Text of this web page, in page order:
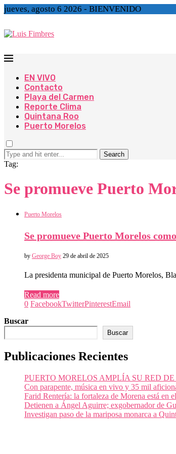
jueves, agosto 6 2026 - BIENVENIDO
EN VIVO
Contacto
Playa del Carmen
Reporte Clima
Quintana Roo
Puerto Morelos
Search
Tag:
Se promueve Puerto
Puerto Morelos
Se promueve Puerto Morelos
by George Boy 29 de abril de 2025
La presidenta municipal de Puerto Morelos,
Read more
0 FacebookTwitterPinterestEmail
Buscar
Buscar
Publicaciones Recientes
PUERTO MORELOS AMPLÍA SU RED
Con parapente, música en vivo y 35 mil
Farid Rentería: la fortaleza de Morena está en
Detienen a Ángel Aguirre; exgobernador de
Investigan paso de la mariposa monarca a